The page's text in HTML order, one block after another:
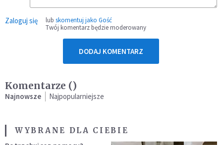
Zaloguj się lub skomentuj jako Gość
Twój komentarz będzie moderowany
DODAJ KOMENTARZ
Komentarze ()
Najnowsze Najpopularniejsze
WYBRANE DLA CIEBIE